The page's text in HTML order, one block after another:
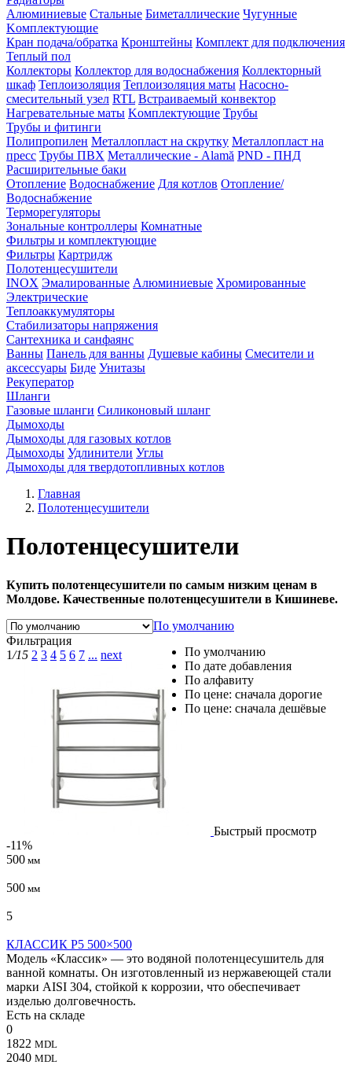
Алюминиевые Стальные Биметаллические Чугунные
Kомплектующие
Кран подача/обратка Кронштейны Комплект для подключения
Теплый пол
Коллекторы Коллектор для водоснабжения Коллекторный
шкаф Теплоизоляция Теплоизоляция маты Насосно-
смесительный узел RTL Встраиваемый конвектор
Нагревательные маты Kомплектующие Трубы
Трубы и фитинги
Полипропилен Металлопласт на скрутку Металлопласт на
пресс Трубы ПВХ Металлические - Alamă PND - ПНД
Расширительные баки
Отопление Водоснабжение Для котлов Отопление/
Водоснабжение
Терморегуляторы
Зональные контроллеры Комнатные
Фильтры и комплектующие
Фильтры Картридж
Полотенцесушители
INOX Эмалированные Алюминиевые Хромированные
Электрические
Теплоаккумуляторы
Стабилизаторы напряжения
Сантехника и санфаянс
Ванны Панель для ванны Душевые кабины Смесители и
аксессуары Биде Унитазы
Рекуператор
Шланги
Газовые шланги Силиконовый шланг
Дымоходы
Дымоходы для газовых котлов
Дымоходы Удлинители Углы
Дымоходы для твердотопливных котлов
Главная
Полотенцесушители
Полотенцесушители
​Купить полотенцесушители по самым низким ценам в
Молдове. Качественные полотенцесушители в Кишиневе.
По умолчанию
Фильтрация
1/15 2 3 4 5 6 7 ... next
Быстрый просмотр
-11%
500 мм
500 мм
5
КЛАССИК P5 500×500
Модель «Классик» — это водяной полотенцесушитель для
ванной комнаты. Он изготовленный из нержавеющей стали
марки AISI 304, стойкой к коррозии, что обеспечивает
изделью долговечность.
Есть на складе
0
1822 MDL
2040 MDL
По умолчанию
По дате добавления
По алфавиту
По цене: сначала дорогие
По цене: сначала дешёвые